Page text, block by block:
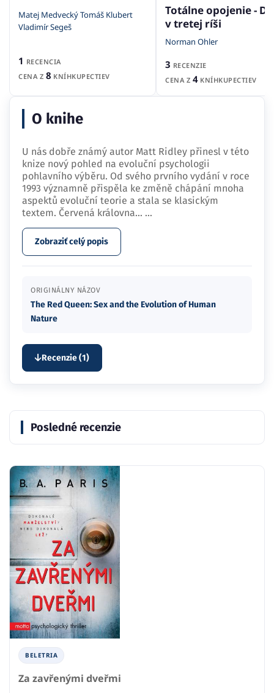
Matej Medvecký Tomáš Klubert
Vladimír Segeš
1 RECENCIA
CENA Z 8 KNÍHKUPECTIEV
Totálne opojenie -
v tretej ríši
Norman Ohler
3 RECENZIE
CENA Z 4KNÍHKUPECTIEV
O knihe
U nás dobře známý autor Matt Ridley přinesl v této
knize nový pohled na evoluční psychologii
pohlavního výběru. Od svého prvního vydání v roce
1993 významně přispěla ke změně chápání mnoha
aspektů evoluční teorie a stala se klasickým
textem. Červená královna… ...
Zobraziť celý popis
ORIGINÁLNY NÁZOV
The Red Queen: Sex and the Evolution of Human
Nature
Recenzie (1)
Posledné recenzie
BELETRIA
Za zavřenými dveřmi